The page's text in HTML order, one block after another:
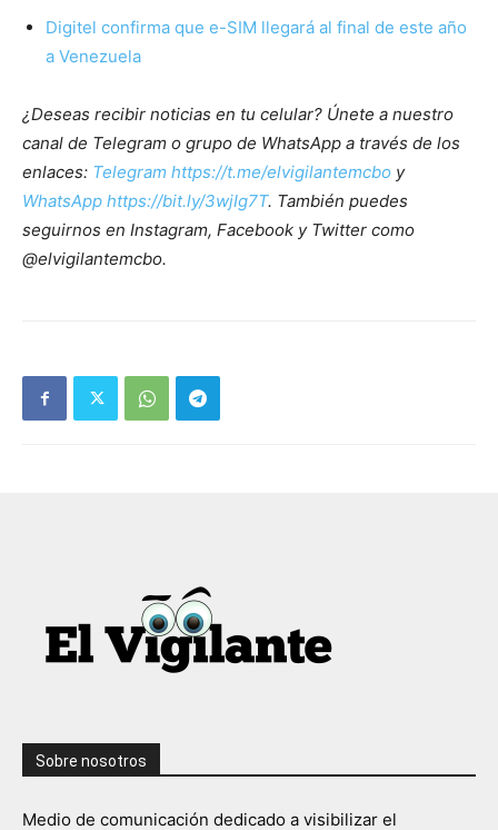
Digitel confirma que e-SIM llegará al final de este año
a Venezuela
¿Deseas recibir noticias en tu celular? Únete a nuestro
canal de Telegram o grupo de WhatsApp a través de los
enlaces: Telegram https://t.me/elvigilantemcbo y
WhatsApp https://bit.ly/3wjIg7T. También puedes
seguirnos en Instagram, Facebook y Twitter como
@elvigilantemcbo.
Sobre nosotros
Medio de comunicación dedicado a visibilizar el